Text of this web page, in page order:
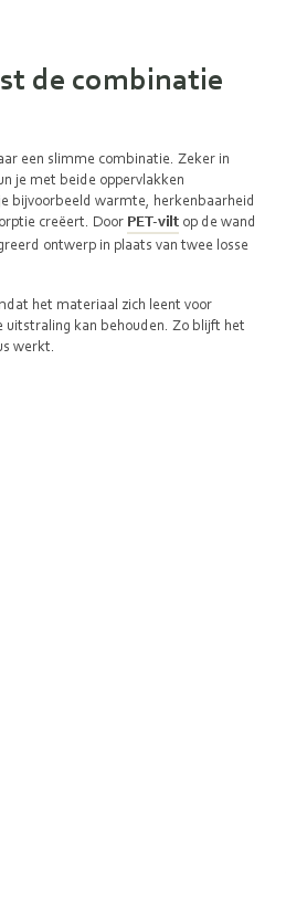
de combinatie
een slimme combinatie. Zeker in
je met beide oppervlakken
bijvoorbeeld warmte, herkenbaarheid
creëert. Door PET-vilt op de wand
ontwerp in plaats van twee losse
het materiaal zich leent voor
uitstraling kan behouden. Zo blijft het
werkt.